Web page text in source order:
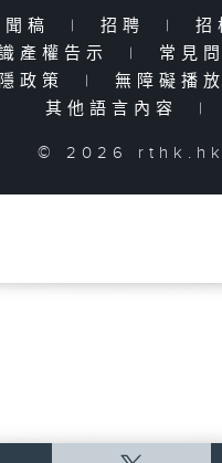
聞稿 | 招聘 | 招
產權告示
| 常見
政策
| 無障礙播
其他語言內容
|
© 2026 rthk.hk